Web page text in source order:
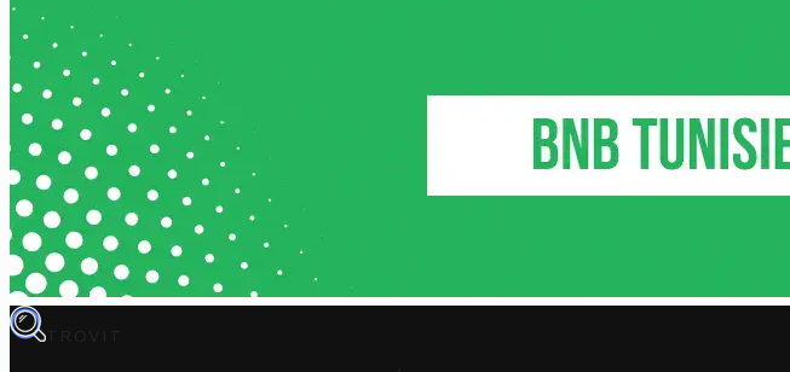
TROVIT